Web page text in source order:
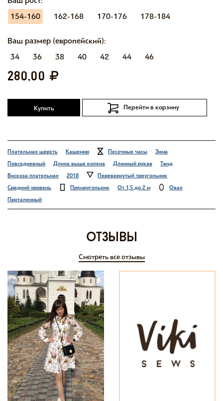
154-160
162-168 170-176 178-184
Ваш размер (европейский):
34
36 38 40 42 44 46
280,00
Купить Перейти в корзину
Плательная шерсть Кашемир Песочные часы
Зима
Повседневный
Длина выше колена Длинный рукав
Твид
Вискоза плательная
2018
Перевернутый треугольник
Средний уровень
Прямоугольник От 1,5 до 2 м
Овал
Приталенный
отзывы
Смотреть все отзывы